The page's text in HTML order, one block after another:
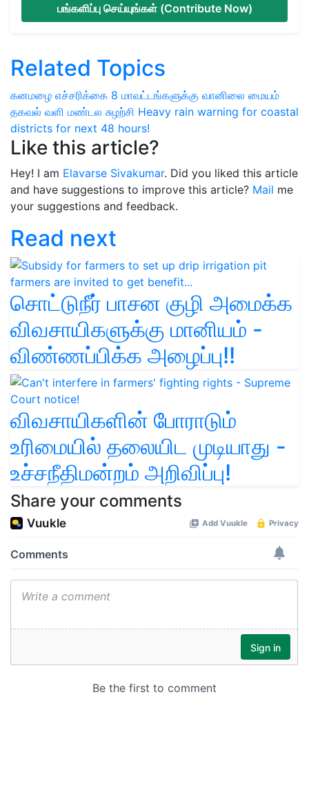
பங்களிப்பு செய்யுங்கள் (Contribute Now)
Related Topics
கனமழை எச்சரிக்கை 8 மாவட்டங்களுக்கு வானிலை மையம்
தகவல் வளி மண்டல சுழற்சி Heavy rain warning for coastal
districts for next 48 hours!
Like this article?
Hey! I am Elavarse Sivakumar. Did you liked this article
and have suggestions to improve this article? Mail me
your suggestions and feedback.
Read next
சொட்டுநீர் பாசன குழி அமைக்க
விவசாயிகளுக்கு மானியம் -
விண்ணப்பிக்க அழைப்பு!!
விவசாயிகளின் போராடும்
உரிமையில் தலையிட முடியாது -
உச்சநீதிமன்றம் அறிவிப்பு!
Share your comments